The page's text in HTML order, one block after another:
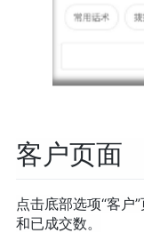
客户页面
点击底部选项“客户
和已成交数。